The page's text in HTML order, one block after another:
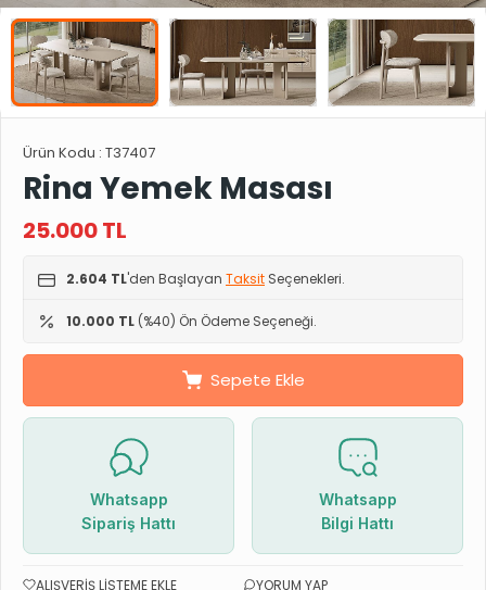
Ürün Kodu : T37407
Rina Yemek Masası
25.000TL
2.604 TL'den Başlayan Taksit Seçenekleri.
10.000 TL (%40) Ön Ödeme Seçeneği.
Sepete Ekle
Whatsapp
Sipariş Hattı
Whatsapp
Bilgi Hattı
ALIŞVERIŞ LISTEME EKLE
YORUM YAP